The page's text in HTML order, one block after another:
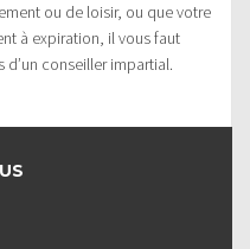
ou de loisir, ou que votre
à expiration, il vous faut
conseiller impartial.